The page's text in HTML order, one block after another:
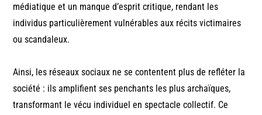
médiatique et un manque d’esprit critique, rendant les
individus particulièrement vulnérables aux récits victimaires
ou scandaleux.
Ainsi, les réseaux sociaux ne se contentent plus de refléter la
société : ils amplifient ses penchants les plus archaïques,
transformant le vécu individuel en spectacle collectif. Ce